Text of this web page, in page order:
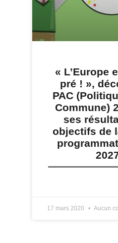
« L’Europe
pré ! »,
PAC
Commune)
ses
objectifs de
17 mars 2020 Aucun